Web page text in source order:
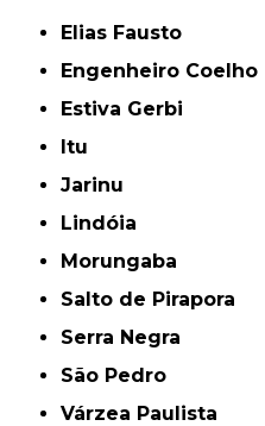
Elias Fausto
Engenheiro Coelho
Estiva Gerbi
Itu
Jarinu
Lindóia
Morungaba
Salto de Pirapora
Serra Negra
São Pedro
Várzea Paulista